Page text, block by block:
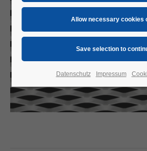
Datenschutz Impressum